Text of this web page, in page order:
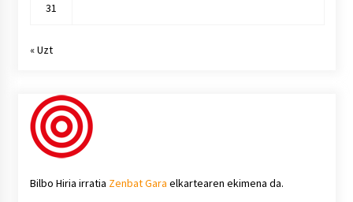
31
« Uzt
Bilbo Hiria irratia Zenbat Gara elkartearen ekimena da.